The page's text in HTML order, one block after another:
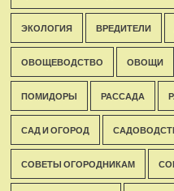
ЭКОЛОГИЯ ВРЕДИТЕЛИ
ОВОЩЕВОДСТВО ОВОЩИ
ПОМИДОРЫ РАССАДА
САД И ОГОРОД
СОВЕТЫ ОГОРОДНИКАМ